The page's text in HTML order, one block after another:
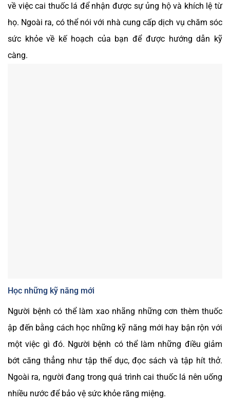
về việc cai thuốc lá để nhận được sự ủng hộ và khích lệ từ
họ. Ngoài ra, có thể nói với nhà cung cấp dịch vụ chăm sóc
sức khỏe về kế hoạch của bạn để được hướng dẫn kỹ
càng.
Học những kỹ năng mới
Người bệnh có thể làm xao nhãng những cơn thèm thuốc
ập đến bằng cách học những kỹ năng mới hay bận rộn với
một việc gì đó. Người bệnh có thể làm những điều giảm
bớt căng thẳng như tập thể dục, đọc sách và tập hít thở.
Ngoài ra, người đang trong quá trình cai thuốc lá nên uống
nhiều nước để bảo vệ sức khỏe răng miệng.